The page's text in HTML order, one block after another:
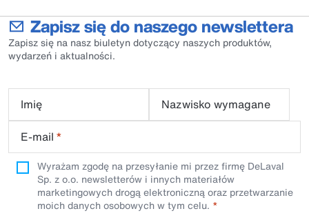
Zapisz się do naszego newslettera
Zapisz się na nasz biuletyn dotyczący naszych produktów,
wydarzeń i aktualności.
Imię
Nazwisko wymagane
E-mail *
Wyrażam zgodę na przesyłanie mi przez firmę DeLaval
Sp. z o.o. newsletterów i innych materiałów
marketingowych drogą elektroniczną oraz przetwarzanie
moich danych osobowych w tym celu.